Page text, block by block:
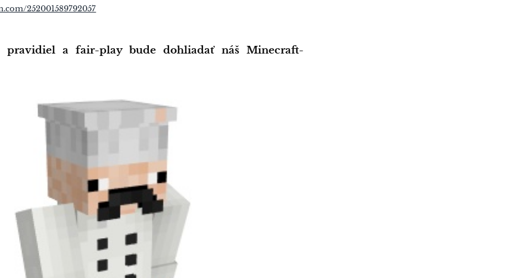
252001589792057
pravidiel a fair-play bude dohliadať náš Minecraft-